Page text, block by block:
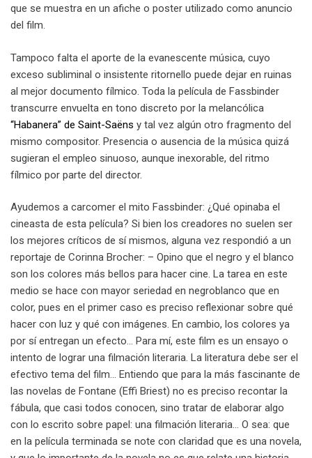
que se muestra en un afiche o poster utilizado como anuncio
del film.
Tampoco falta el aporte de la evanescente música, cuyo
exceso subliminal o insistente ritornello puede dejar en ruinas
al mejor documento fílmico. Toda la película de Fassbinder
transcurre envuelta en tono discreto por la melancólica
“Habanera” de Saint-Saëns y tal vez algún otro fragmento del
mismo compositor. Presencia o ausencia de la música quizá
sugieran el empleo sinuoso, aunque inexorable, del ritmo
fílmico por parte del director.
Ayudemos a carcomer el mito Fassbinder: ¿Qué opinaba el
cineasta de esta película? Si bien los creadores no suelen ser
los mejores críticos de sí mismos, alguna vez respondió a un
reportaje de Corinna Brocher: – Opino que el negro y el blanco
son los colores más bellos para hacer cine. La tarea en este
medio se hace con mayor seriedad en negroblanco que en
color, pues en el primer caso es preciso reflexionar sobre qué
hacer con luz y qué con imágenes. En cambio, los colores ya
por sí entregan un efecto… Para mí, este film es un ensayo o
intento de lograr una filmación literaria. La literatura debe ser el
efectivo tema del film… Entiendo que para la más fascinante de
las novelas de Fontane (Effi Briest) no es preciso recontar la
fábula, que casi todos conocen, sino tratar de elaborar algo
con lo escrito sobre papel: una filmación literaria… O sea: que
en la película terminada se note con claridad que es una novela,